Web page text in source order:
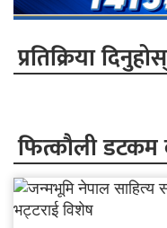
प्रतिक्रिया दिनुहोस्
फित्काैली डटकम